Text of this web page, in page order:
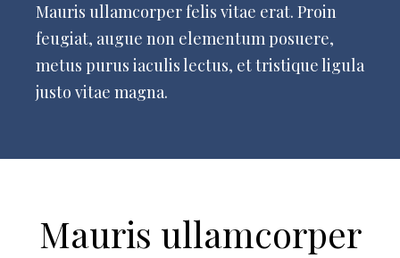
Mauris ullamcorper felis vitae erat. Proin
feugiat, augue non elementum posuere,
metus purus iaculis lectus, et tristique ligula
justo vitae magna.
Mauris ullamcorper